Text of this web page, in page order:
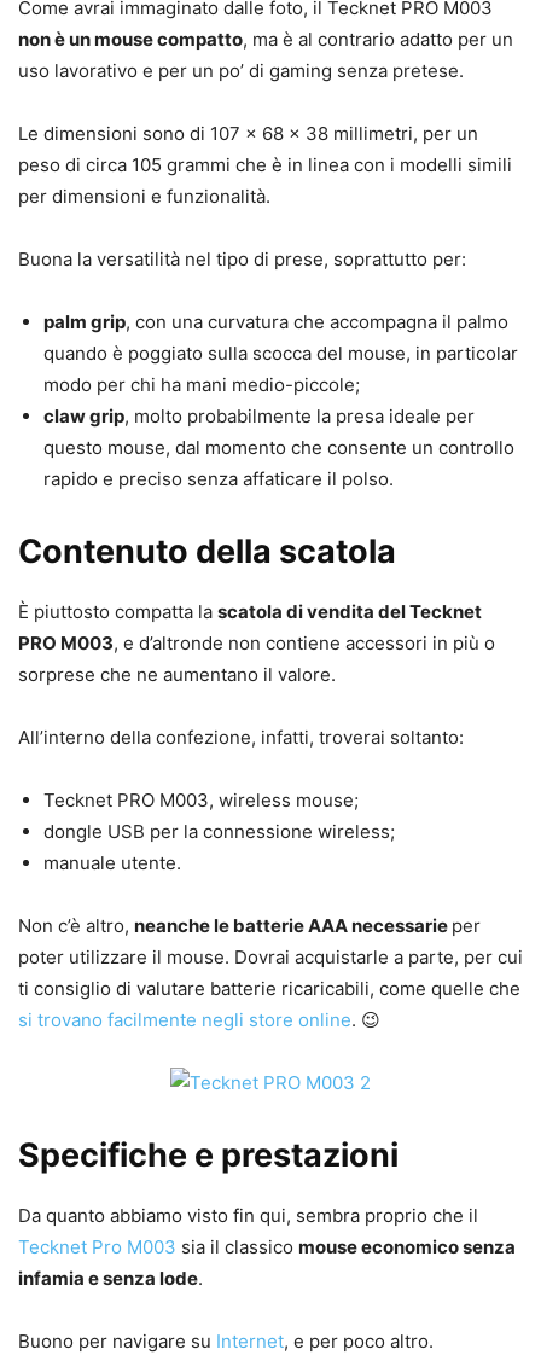
Come avrai immaginato dalle foto, il Tecknet PRO M003
non è un mouse compatto, ma è al contrario adatto per un
uso lavorativo e per un po’ di gaming senza pretese.
Le dimensioni sono di 107 x 68 x 38 millimetri, per un
peso di circa 105 grammi che è in linea con i modelli simili
per dimensioni e funzionalità.
Buona la versatilità nel tipo di prese, soprattutto per:
palm grip, con una curvatura che accompagna il palmo
quando è poggiato sulla scocca del mouse, in particolar
modo per chi ha mani medio-piccole;
claw grip, molto probabilmente la presa ideale per
questo mouse, dal momento che consente un controllo
rapido e preciso senza affaticare il polso.
Contenuto della scatola
È piuttosto compatta la scatola di vendita del Tecknet
PRO M003, e d’altronde non contiene accessori in più o
sorprese che ne aumentano il valore.
All’interno della confezione, infatti, troverai soltanto:
Tecknet PRO M003, wireless mouse;
dongle USB per la connessione wireless;
manuale utente.
Non c’è altro, neanche le batterie AAA necessarie per
poter utilizzare il mouse. Dovrai acquistarle a parte, per cui
ti consiglio di valutare batterie ricaricabili, come quelle che
si trovano facilmente negli store online. 😉
Specifiche e prestazioni
Da quanto abbiamo visto fin qui, sembra proprio che il
Tecknet Pro M003 sia il classico mouse economico senza
infamia e senza lode.
Buono per navigare su Internet, e per poco altro.